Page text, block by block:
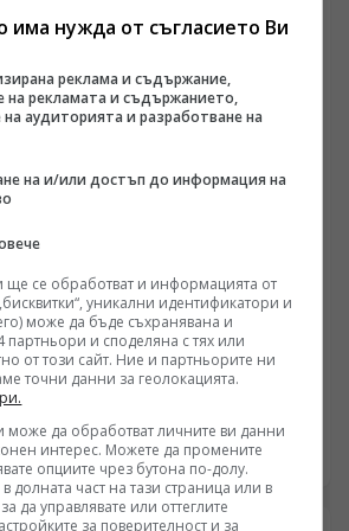
Идва енергийна мегакриза!
България трябва да избере сама
втората част на разговора ми със
вниманието към
съюз, задълбочаващата се
криза и мястото на
който според мнозина навлиза
етап. Обсъждаме възможно ли
има нужда от съгласието Ви
реклама и съдържание,
на рекламата и съдържанието,
на аудиторията и разработване на
на и/или достъп до информация на
ще се обработват и информацията от
уникални идентификатори и
може да бъде съхранявана и
партньори и споделяна с тях или
от този сайт. Ние и партньорите ни
точни данни за геолокацията.
може да обработват личните ви данни
интерес. Можете да промените
опциите чрез бутона по-долу.
долната част на тази страница или в
да управлявате или оттеглите
за поверителност и за